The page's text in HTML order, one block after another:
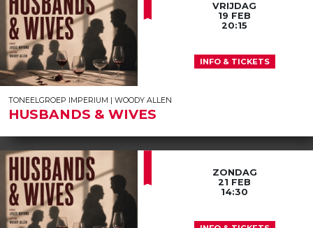
TONEELGROEP IMPERIUM | WOODY ALLEN
HUSBANDS & WIVES
VRIJDAG
19 FEB
20:15
INFO & TICKETS
ZONDAG
21 FEB
14:30